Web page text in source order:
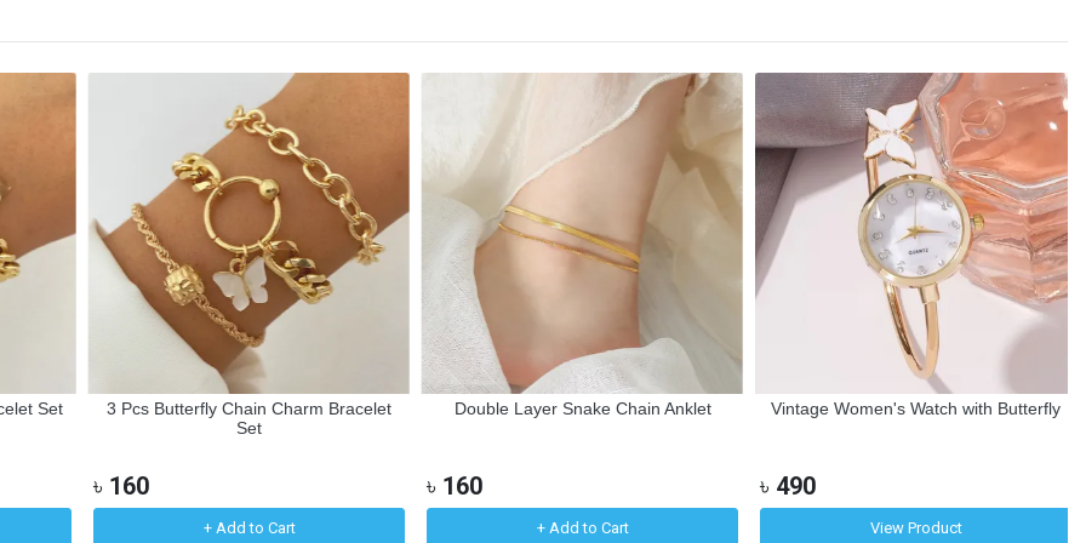
Set
3 Pcs Butterfly Chain Charm Bracelet
Set
৳ 160
+ Add to Cart
Double Layer Snake Chain Anklet
৳ 160
+ Add to Cart
Vintage Women's Watch with Butterfly
৳ 490
View Product